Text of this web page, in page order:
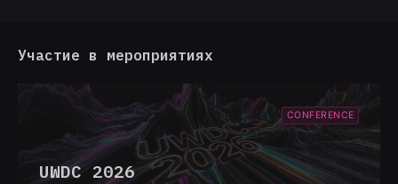
Участие в мероприятиях
CONFERENCE
UWDC 2026